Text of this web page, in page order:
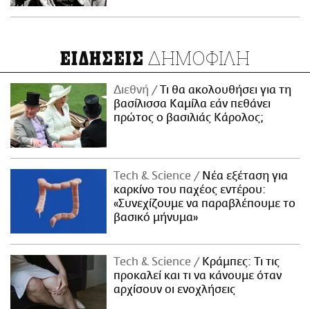
ΕΙΔΗΣΕΙΣ ΔΗΜΟΦΙΛΗ
Διεθνή
Τι θα ακολουθήσει για τη
βασίλισσα Καμίλα εάν πεθάνει
πρώτος ο βασιλιάς Κάρολος;
Τech & Science
Νέα εξέταση για
καρκίνο του παχέος εντέρου:
«Συνεχίζουμε να παραβλέπουμε το
βασικό μήνυμα»
Τech & Science
Κράμπες: Τι τις
προκαλεί και τι να κάνουμε όταν
αρχίσουν οι ενοχλήσεις